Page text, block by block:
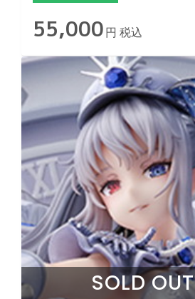
55,000 円 税込
SOLD OUT